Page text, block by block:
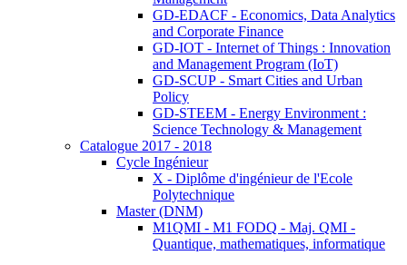
GD-EDACF - Economics, Data Analytics
and Corporate Finance
GD-IOT - Internet of Things : Innovation
and Management Program (IoT)
GD-SCUP - Smart Cities and Urban
Policy
GD-STEEM - Energy Environment :
Science Technology & Management
Catalogue 2017 - 2018
Cycle Ingénieur
X - Diplôme d'ingénieur de l'Ecole
Polytechnique
Master (DNM)
M1QMI - M1 FODQ - Maj. QMI -
Quantique, mathematiques, informatique